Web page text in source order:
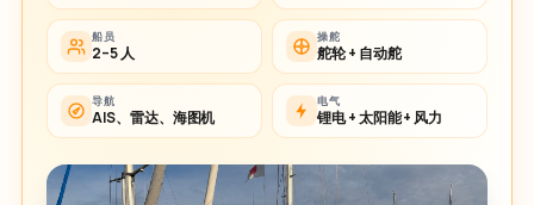
船员
2–5 人
操舵
舵轮 + 自动舵
导航
AIS、雷达、海图机
电气
锂电 + 太阳能 + 风力